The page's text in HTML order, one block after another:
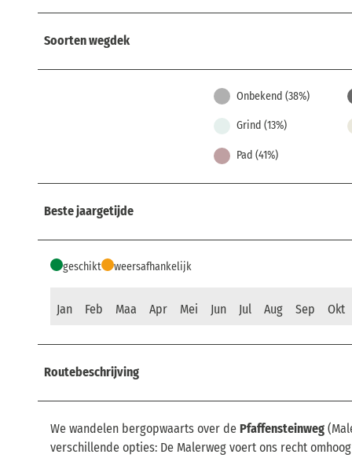
Soorten wegdek
Onbekend (38%)
Grind (13%)
Pad (41%)
Beste jaargetijde
geschikt weersafhankelijk
Jan Feb Maa Apr Mei Jun Jul Aug Sep Okt
Routebeschrijving
We wandelen bergopwaarts over de Pfaffensteinweg
verschillende opties: De Malerweg voert ons recht